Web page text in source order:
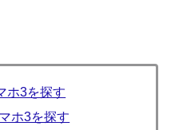
ホ3を探す
ホ3を探す